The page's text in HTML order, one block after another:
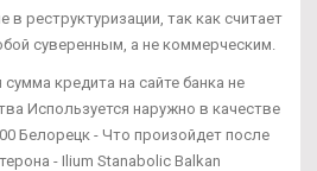
в реструктуризации, так как считает
суверенным, а не коммерческим.
кредита на сайте банка не
Используется наружно в качестве
Белорецк - Что произойдет после
- Ilium Stanabolic Balkan